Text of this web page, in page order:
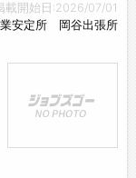
載開始日:2026/07/01
安定所 岡谷出張所